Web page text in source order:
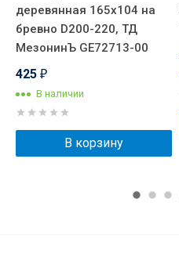
деревянная 165х104 на
бревно D200-220, ТД
МезонинЪ GE72713-00
425 ₽
В наличии
В корзину